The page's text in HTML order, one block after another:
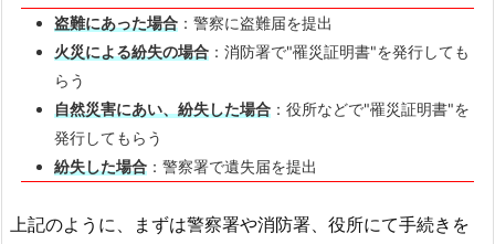
失・
盗
に
っ
ら、
盗難にあった場合 ：警察に盗難届を提出
火災による紛失の場合 ：消防署で"罹災証明書"を発行しても
らう
自然災害にあい、紛失した場合 ：役所などで"罹災証明書"を
発行してもらう
紛失した場合 ：警察署で遺失届を提出
上記のように、まずは警察署や消防署、役所にて手続きを